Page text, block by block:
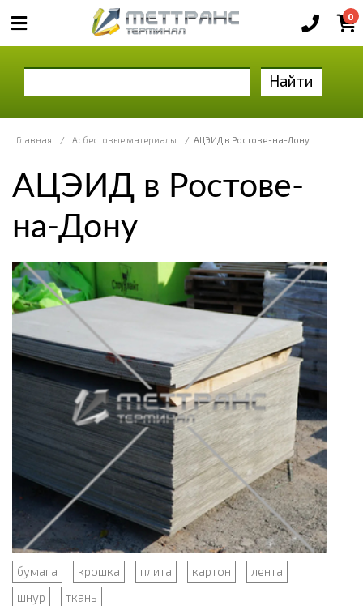
0
Найти
Главная / Асбестовые материалы / АЦЭИД в Ростове-на-Дону
АЦЭИД в Ростове-
на-Дону
бумага крошка плита картон
лента
шнур
ткань